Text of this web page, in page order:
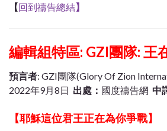
【回到禱告總結】
編輯組特區: GZI團隊: 王
預言者: GZI團隊(Glory Of Zion
2022年9月8日 出處： 國度禱告網 中
【耶穌這位君王正在為你爭戰】